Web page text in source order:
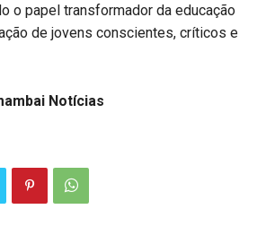
o papel transformador da educação
de jovens conscientes, críticos e
Notícias